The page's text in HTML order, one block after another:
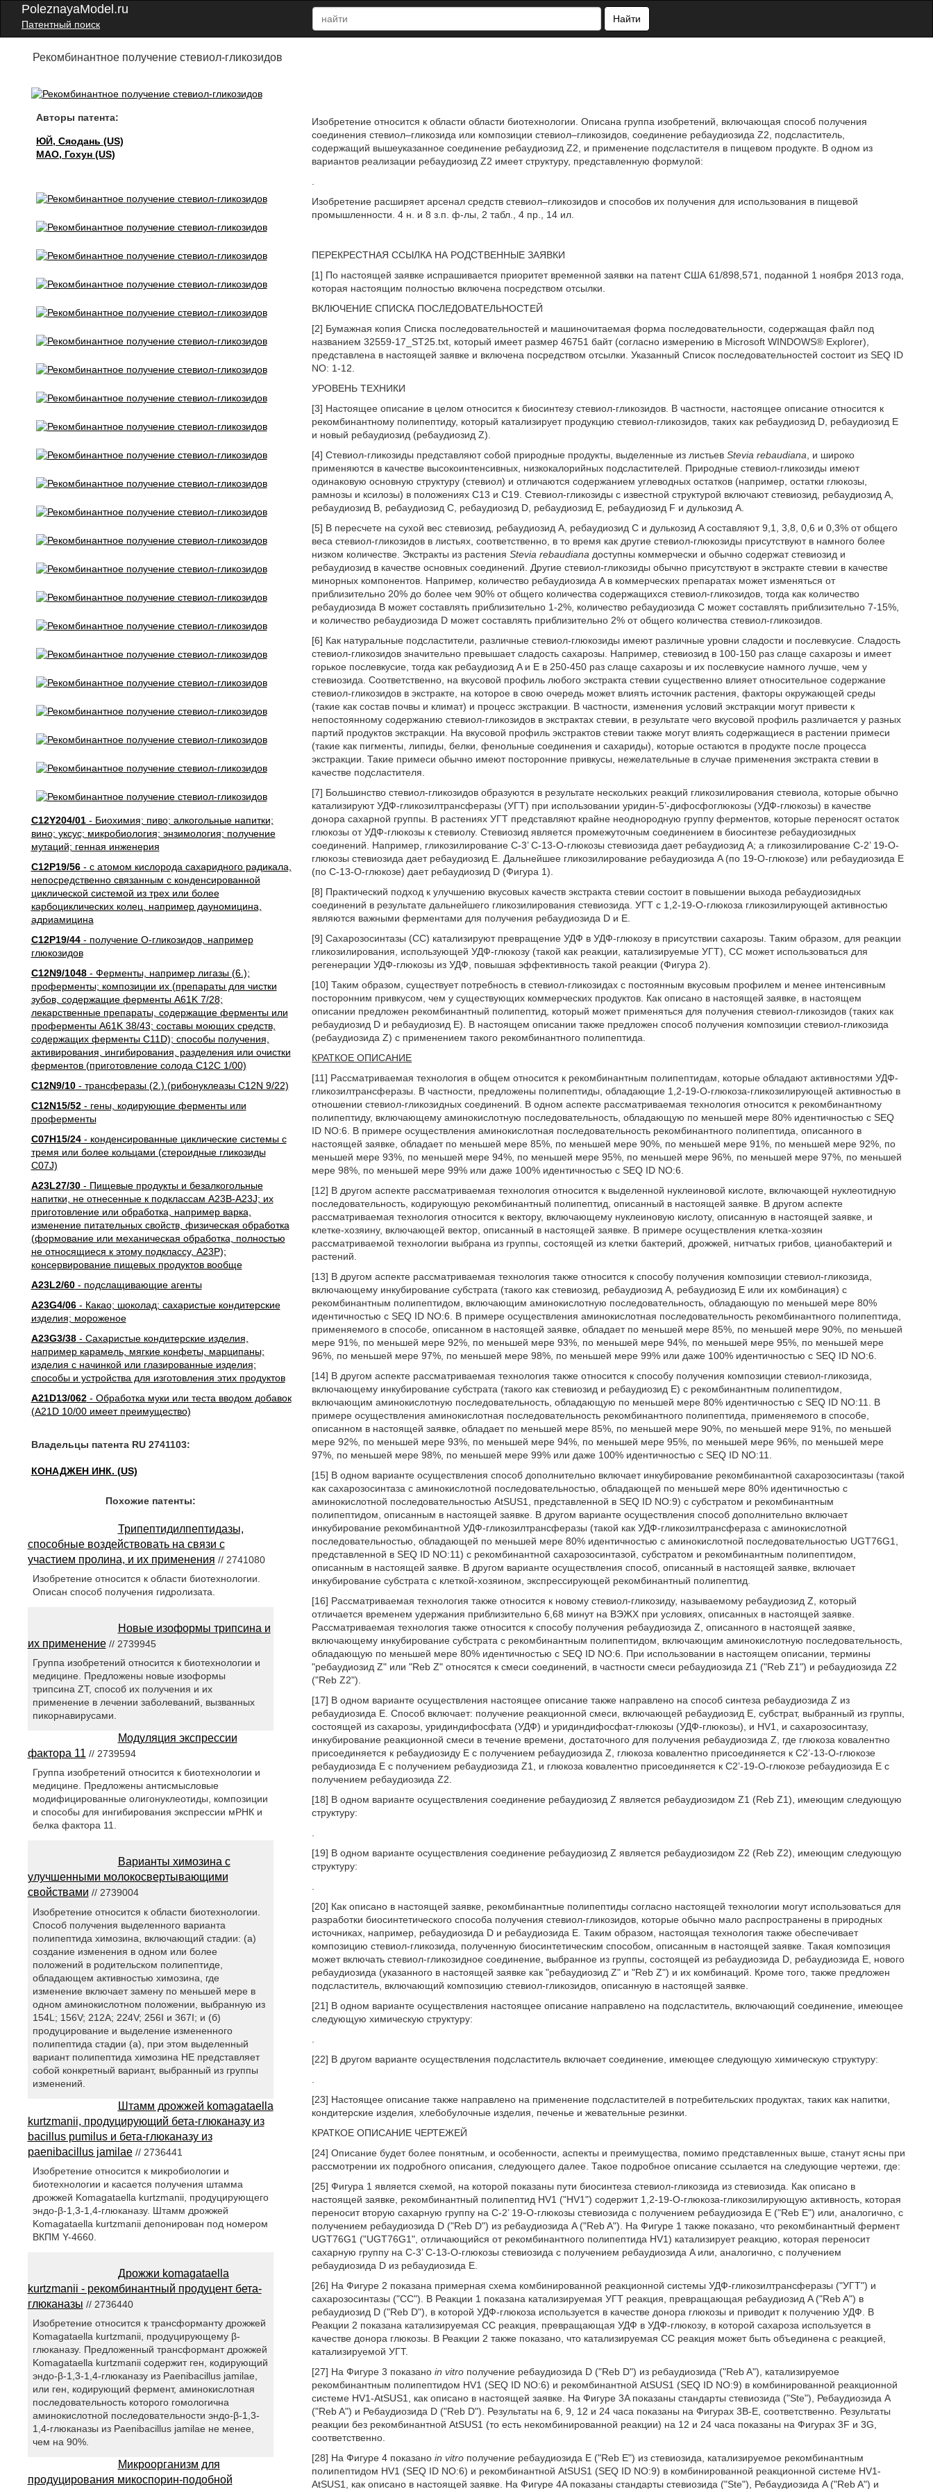
PoleznayaModel.ru
Патентный поиск
Найти
Рекомбинантное получение стевиол-гликозидов
Авторы патента:
ЮЙ, Сяодань (US)
МАО, Гохун (US)
C12Y204/01- Биохимия; пиво; алкогольные напитки;
вино; уксус; микробиология; энзимология; получение
мутаций; генная инженерия
C12P19/56- с атомом кислорода сахаридного радикала,
непосредственно связанным с конденсированной
циклической системой из трех или более
карбоциклических колец, например дауномицина,
адриамицина
C12P19/44- получение O-гликозидов, например
глюкозидов
C12N9/1048- Ферменты, например лигазы (6.);
проферменты; композиции их (препараты для чистки
зубов, содержащие ферменты A61K 7/28;
лекарственные препараты, содержащие ферменты или
проферменты A61K 38/43; составы моющих средств,
содержащих ферменты C11D); способы получения,
активирования, ингибирования, разделения или очистки
ферментов (приготовление солода C12C 1/00)
C12N9/10- трансферазы (2.) (рибонуклеазы C12N 9/22)
C12N15/52- гены, кодирующие ферменты или
проферменты
C07H15/24- конденсированные циклические системы с
тремя или более кольцами (стероидные гликозиды
C07J)
A23L27/30- Пищевые продукты и безалкогольные
напитки, не отнесенные к подклассам A23B-A23J; их
приготовление или обработка, например варка,
изменение питательных свойств, физическая обработка
(формование или механическая обработка, полностью
не относящиеся к этому подклассу, A23P);
консервирование пищевых продуктов вообще
A23L2/60- подслащивающие агенты
A23G4/06- Какао; шоколад; сахаристые кондитерские
изделия; мороженое
A23G3/38- Сахаристые кондитерские изделия,
например карамель, мягкие конфеты, марципаны;
изделия с начинкой или глазированные изделия;
способы и устройства для изготовления этих продуктов
A21D13/062- Обработка муки или теста вводом добавок
(A21D 10/00 имеет преимущество)
Владельцы патента RU 2741103:
КОНАДЖЕН ИНК. (US)
Изобретение относится к области области биотехнологии. Описана группа изобретений, включающая способ получения
соединения стевиол–гликозида или композиции стевиол–гликозидов, соединение ребаудиозида Z2, подсластитель,
содержащий вышеуказанное соединение ребаудиозид Z2, и применение подсластителя в пищевом продукте. В одном из
вариантов реализации ребаудиозид Z2 имеет структуру, представленную формулой:
Изобретение расширяет арсенал средств стевиол–гликозидов и способов их получения для использования в пищевой
промышленности. 4 н. и 8 з.п. ф-лы, 2 табл., 4 пр., 14 ил.
ПЕРЕКРЕСТНАЯ ССЫЛКА НА РОДСТВЕННЫЕ ЗАЯВКИ
[1] По настоящей заявке испрашивается приоритет временной заявки на патент США 61/898,571, поданной 1 ноября 2013 года,
которая настоящим полностью включена посредством отсылки.
ВКЛЮЧЕНИЕ СПИСКА ПОСЛЕДОВАТЕЛЬНОСТЕЙ
[2] Бумажная копия Списка последовательностей и машиночитаемая форма последовательности, содержащая файл под
названием 32559-17_ST25.txt, который имеет размер 46751 байт (согласно измерению в Microsoft WINDOWS® Explorer),
представлена в настоящей заявке и включена посредством отсылки. Указанный Список последовательностей состоит из SEQ ID
NO: 1-12.
УРОВЕНЬ ТЕХНИКИ
[3] Настоящее описание в целом относится к биосинтезу стевиол-гликозидов. В частности, настоящее описание относится к
рекомбинантному полипептиду, который катализирует продукцию стевиол-гликозидов, таких как ребаудиозид D, ребаудиозид E
и новый ребаудиозид (ребаудиозид Z).
[4] Стевиол-гликозиды представляют собой природные продукты, выделенные из листьевStevia rebaudiana , и широко
применяются в качестве высокоинтенсивных, низкокалорийных подсластителей. Природные стевиол-гликозиды имеют
одинаковую основную структуру (стевиол) и отличаются содержанием углеводных остатков (например, остатки глюкозы,
рамнозы и ксилозы) в положениях C13 и C19. Стевиол-гликозиды с известной структурой включают стевиозид, ребаудиозид A,
ребаудиозид B, ребаудиозид C, ребаудиозид D, ребаудиозид E, ребаудиозид F и дулькозид A.
[5] В пересчете на сухой вес стевиозид, ребаудиозид A, ребаудиозид C и дулькозид A составляют 9,1, 3,8, 0,6 и 0,3% от общего
веса стевиол-гликозидов в листьях, соответственно, в то время как другие стевиол-глюкозиды присутствуют в намного более
низком количестве. Экстракты из растенияStevia rebaudiana доступны коммерчески и обычно содержат стевиозид и
ребаудиозид в качестве основных соединений. Другие стевиол-гликозиды обычно присутствуют в экстракте стевии в качестве
минорных компонентов. Например, количество ребаудиозида A в коммерческих препаратах может изменяться от
приблизительно 20% до более чем 90% от общего количества содержащихся стевиол-гликозидов, тогда как количество
ребаудиозида B может составлять приблизительно 1-2%, количество ребаудиозида C может составлять приблизительно 7-15%,
и количество ребаудиозида D может составлять приблизительно 2% от общего количества стевиол-гликозидов.
[6] Как натуральные подсластители, различные стевиол-глюкозиды имеют различные уровни сладости и послевкусие. Сладость
стевиол-гликозидов значительно превышает сладость сахарозы. Например, стевиозид в 100-150 раз слаще сахарозы и имеет
горькое послевкусие, тогда как ребаудиозид A и E в 250-450 раз слаще сахарозы и их послевкусие намного лучше, чем у
стевиозида. Соответственно, на вкусовой профиль любого экстракта стевии существенно влияет относительное содержание
стевиол-гликозидов в экстракте, на которое в свою очередь может влиять источник растения, факторы окружающей среды
(такие как состав почвы и климат) и процесс экстракции. В частности, изменения условий экстракции могут привести к
непостоянному содержанию стевиол-гликозидов в экстрактах стевии, в результате чего вкусовой профиль различается у разных
партий продуктов экстракции. На вкусовой профиль экстрактов стевии также могут влиять содержащиеся в растении примеси
(такие как пигменты, липиды, белки, фенольные соединения и сахариды), которые остаются в продукте после процесса
экстракции. Такие примеси обычно имеют посторонние привкусы, нежелательные в случае применения экстракта стевии в
качестве подсластителя.
[7] Большинство стевиол-гликозидов образуются в результате нескольких реакций гликозилирования стевиола, которые обычно
катализируют УДФ-гликозилтрансферазы (УГТ) при использовании уридин-5’-дифосфоглюкозы (УДФ-глюкозы) в качестве
донора сахарной группы. В растениях УГТ представляют крайне неоднородную группу ферментов, которые переносят остаток
глюкозы от УДФ-глюкозы к стевиолу. Стевиозид является промежуточным соединением в биосинтезе ребаудиозидных
соединений. Например, гликозилирование C-3’ C-13-O-глюкозы стевиозида дает ребаудиозид A; а гликозилирование C-2’ 19-O-
глюкозы стевиозида дает ребаудиозид E. Дальнейшее гликозилирование ребаудиозида A (по 19-O-глюкозе) или ребаудиозида E
(по C-13-O-глюкозе) дает ребаудиозид D (Фигура 1).
[8] Практический подход к улучшению вкусовых качеств экстракта стевии состоит в повышении выхода ребаудиозидных
соединений в результате дальнейшего гликозилирования стевиозида. УГТ с 1,2-19-O-глюкоза гликозилирующей активностью
являются важными ферментами для получения ребаудиозида D и E.
[9] Сахарозосинтазы (СС) катализируют превращение УДФ в УДФ-глюкозу в присутствии сахарозы. Таким образом, для реакции
гликозилирования, использующей УДФ-глюкозу (такой как реакции, катализируемые УГТ), СС может использоваться для
регенерации УДФ-глюкозы из УДФ, повышая эффективность такой реакции (Фигура 2).
[10] Таким образом, существует потребность в стевиол-гликозидах с постоянным вкусовым профилем и менее интенсивным
посторонним привкусом, чем у существующих коммерческих продуктов. Как описано в настоящей заявке, в настоящем
описании предложен рекомбинантный полипептид, который может применяться для получения стевиол-гликозидов (таких как
ребаудиозид D и ребаудиозид E). В настоящем описании также предложен способ получения композиции стевиол-гликозида
(ребаудиозида Z) с применением такого рекомбинантного полипептида.
КРАТКОЕ ОПИСАНИЕ
[11] Рассматриваемая технология в общем относится к рекомбинантным полипептидам, которые обладают активностями УДФ-
гликозилтрансферазы. В частности, предложены полипептиды, обладающие 1,2-19-O-глюкоза-гликозилирующей активностью в
отношении стевиол-гликозидных соединений. В одном аспекте рассматриваемая технология относится к рекомбинантному
полипептиду, включающему аминокислотную последовательность, обладающую по меньшей мере 80% идентичностью с SEQ
ID NO:6. В примере осуществления аминокислотная последовательность рекомбинантного полипептида, описанного в
настоящей заявке, обладает по меньшей мере 85%, по меньшей мере 90%, по меньшей мере 91%, по меньшей мере 92%, по
меньшей мере 93%, по меньшей мере 94%, по меньшей мере 95%, по меньшей мере 96%, по меньшей мере 97%, по меньшей
мере 98%, по меньшей мере 99% или даже 100% идентичностью с SEQ ID NO:6.
[12] В другом аспекте рассматриваемая технология относится к выделенной нуклеиновой кислоте, включающей нуклеотидную
последовательность, кодирующую рекомбинантный полипептид, описанный в настоящей заявке. В другом аспекте
рассматриваемая технология относится к вектору, включающему нуклеиновую кислоту, описанную в настоящей заявке, и
клетке-хозяину, включающей вектор, описанный в настоящей заявке. В примере осуществления клетка-хозяин
рассматриваемой технологии выбрана из группы, состоящей из клетки бактерий, дрожжей, нитчатых грибов, цианобактерий и
растений.
[13] В другом аспекте рассматриваемая технология также относится к способу получения композиции стевиол-гликозида,
включающему инкубирование субстрата (такого как стевиозид, ребаудиозид A, ребаудиозид E или их комбинация) с
рекомбинантным полипептидом, включающим аминокислотную последовательность, обладающую по меньшей мере 80%
идентичностью с SEQ ID NO:6. В примере осуществления аминокислотная последовательность рекомбинантного полипептида,
применяемого в способе, описанном в настоящей заявке, обладает по меньшей мере 85%, по меньшей мере 90%, по меньшей
мере 91%, по меньшей мере 92%, по меньшей мере 93%, по меньшей мере 94%, по меньшей мере 95%, по меньшей мере
96%, по меньшей мере 97%, по меньшей мере 98%, по меньшей мере 99% или даже 100% идентичностью с SEQ ID NO:6.
[14] В другом аспекте рассматриваемая технология также относится к способу получения композиции стевиол-гликозида,
включающему инкубирование субстрата (такого как стевиозид и ребаудиозид E) с рекомбинантным полипептидом,
включающим аминокислотную последовательность, обладающую по меньшей мере 80% идентичностью с SEQ ID NO:11. В
примере осуществления аминокислотная последовательность рекомбинантного полипептида, применяемого в способе,
описанном в настоящей заявке, обладает по меньшей мере 85%, по меньшей мере 90%, по меньшей мере 91%, по меньшей
мере 92%, по меньшей мере 93%, по меньшей мере 94%, по меньшей мере 95%, по меньшей мере 96%, по меньшей мере
97%, по меньшей мере 98%, по меньшей мере 99% или даже 100% идентичностью с SEQ ID NO:11.
[15] В одном варианте осуществления способ дополнительно включает инкубирование рекомбинантной сахарозосинтазы (такой
как сахарозосинтаза с аминокислотной последовательностью, обладающей по меньшей мере 80% идентичностью с
аминокислотной последовательностью AtSUS1, представленной в SEQ ID NO:9) с субстратом и рекомбинантным
полипептидом, описанным в настоящей заявке. В другом варианте осуществления способ дополнительно включает
инкубирование рекомбинантной УДФ-гликозилтрансферазы (такой как УДФ-гликозилтрансфераза с аминокислотной
последовательностью, обладающей по меньшей мере 80% идентичностью с аминокислотной последовательностью UGT76G1,
представленной в SEQ ID NO:11) с рекомбинантной сахарозосинтазой, субстратом и рекомбинантным полипептидом,
описанным в настоящей заявке. В другом варианте осуществления способ, описанный в настоящей заявке, включает
инкубирование субстрата с клеткой-хозяином, экспрессирующей рекомбинантный полипептид.
[16] Рассматриваемая технология также относится к новому стевиол-гликозиду, называемому ребаудиозид Z, который
отличается временем удержания приблизительно 6,68 минут на ВЭЖХ при условиях, описанных в настоящей заявке.
Рассматриваемая технология также относится к способу получения ребаудиозида Z, описанного в настоящей заявке,
включающему инкубирование субстрата с рекомбинантным полипептидом, включающим аминокислотную последовательность,
обладающую по меньшей мере 80% идентичностью с SEQ ID NO:6. При использовании в настоящем описании, термины
"ребаудиозид Z" или "Reb Z" относятся к смеси соединений, в частности смеси ребаудиозида Z1 ("Reb Z1") и ребаудиозида Z2
("Reb Z2").
[17] В одном варианте осуществления настоящее описание также направлено на способ синтеза ребаудиозида Z из
ребаудиозида E. Способ включает: получение реакционной смеси, включающей ребаудиозид E, субстрат, выбранный из группы,
состоящей из сахарозы, уридиндифосфата (УДФ) и уридиндифосфат-глюкозы (УДФ-глюкозы), и HV1, и сахарозосинтазу,
инкубирование реакционной смеси в течение времени, достаточного для получения ребаудиозида Z, где глюкоза ковалентно
присоединяется к ребаудиозиду E с получением ребаудиозида Z, глюкоза ковалентно присоединяется к C2’-13-O-глюкозе
ребаудиозида E с получением ребаудиозида Z1, и глюкоза ковалентно присоединяется к C2’-19-O-глюкозе ребаудиозида E с
получением ребаудиозида Z2.
[18] В одном варианте осуществления соединение ребаудиозид Z является ребаудиозидом Z1 (Reb Z1), имеющим следующую
структуру:
[19] В одном варианте осуществления соединение ребаудиозид Z является ребаудиозидом Z2 (Reb Z2), имеющим следующую
структуру:
[20] Как описано в настоящей заявке, рекомбинантные полипептиды согласно настоящей технологии могут использоваться для
разработки биосинтетического способа получения стевиол-гликозидов, которые обычно мало распространены в природных
источниках, например, ребаудиозида D и ребаудиозида E. Таким образом, настоящая технология также обеспечивает
композицию стевиол-гликозида, полученную биосинтетическим способом, описанным в настоящей заявке. Такая композиция
может включать стевиол-гликозидное соединение, выбранное из группы, состоящей из ребаудиозида D, ребаудиозида E, нового
ребаудиозида (указанного в настоящей заявке как "ребаудиозид Z" и "Reb Z") и их комбинаций. Кроме того, также предложен
подсластитель, включающий композицию стевиол-гликозидов, описанную в настоящей заявке.
[21] В одном варианте осуществления настоящее описание направлено на подсластитель, включающий соединение, имеющее
следующую химическую структуру:
[22] В другом варианте осуществления подсластитель включает соединение, имеющее следующую химическую структуру:
[23] Настоящее описание также направлено на применение подсластителей в потребительских продуктах, таких как напитки,
кондитерские изделия, хлебобулочные изделия, печенье и жевательные резинки.
КРАТКОЕ ОПИСАНИЕ ЧЕРТЕЖЕЙ
[24] Описание будет более понятным, и особенности, аспекты и преимущества, помимо представленных выше, станут ясны при
рассмотрении их подробного описания, следующего далее. Такое подробное описание ссылается на следующие чертежи, где:
[25] Фигура 1 является схемой, на которой показаны пути биосинтеза стевиол-гликозида из стевиозида. Как описано в
настоящей заявке, рекомбинантный полипептид HV1 ("HV1") содержит 1,2-19-O-глюкоза-гликозилирующую активность, которая
переносит вторую сахарную группу на C-2’ 19-O-глюкозы стевиозида с получением ребаудиозида E ("Reb E") или, аналогично, с
получением ребаудиозида D ("Reb D") из ребаудиозида A ("Reb A"). На Фигуре 1 также показано, что рекомбинантный фермент
UGT76G1 ("UGT76G1", отличающийся от рекомбинантного полипептида HV1) катализирует реакцию, которая переносит
сахарную группу на C-3’ C-13-O-глюкозы стевиозида с получением ребаудиозида A или, аналогично, с получением
ребаудиозида D из ребаудиозида E.
[26] На Фигуре 2 показана примерная схема комбинированной реакционной системы УДФ-гликозилтрансферазы ("УГТ") и
сахарозосинтазы ("СС"). В Реакции 1 показана катализируемая УГТ реакция, превращающая ребаудиозид A ("Reb A") в
ребаудиозид D ("Reb D"), в которой УДФ-глюкоза используется в качестве донора глюкозы и приводит к получению УДФ. В
Реакции 2 показана катализируемая СС реакция, превращающая УДФ в УДФ-глюкозу, в которой сахароза используется в
качестве донора глюкозы. В Реакции 2 также показано, что катализируемая СС реакция может быть объединена с реакцией,
катализируемой УГТ.
[27] На Фигуре 3 показаноin vitro получение ребаудиозида D ("Reb D") из ребаудиозида ("Reb A"), катализируемое
рекомбинантным полипептидом HV1 (SEQ ID NO:6) и рекомбинантной AtSUS1 (SEQ ID NO:9) в комбинированной реакционной
системе HV1-AtSUS1, как описано в настоящей заявке. На Фигуре 3A показаны стандарты стевиозида ("Ste"), Ребаудиозида A
("Reb A") и Ребаудиозида D ("Reb D"). Результаты на 6, 9, 12 и 24 часа показаны на Фигурах 3B-E, соответственно. Результаты
реакции без рекомбинантной AtSUS1 (то есть некомбинированной реакции) на 12 и 24 часа показаны на Фигурах 3F и 3G,
соответственно.
[28] На Фигуре 4 показаноin vitro получение ребаудиозида E ("Reb E") из стевиозида, катализируемое рекомбинантным
полипептидом HV1 (SEQ ID NO:6) и рекомбинантной AtSUS1 (SEQ ID NO:9) в комбинированной реакционной системе HV1-
AtSUS1, как описано в настоящей заявке. На Фигуре 4A показаны стандарты стевиозида ("Ste"), Ребаудиозида A ("Reb A") и
Похожие патенты:
Трипептидилпептидазы,
способные воздействовать на связи с
участием пролина, и их применения // 2741080
Изобретение относится к области биотехнологии.
Описан способ получения гидролизата.
Новые изоформы трипсина и
их применение// 2739945
Группа изобретений относится к биотехнологии и
медицине. Предложены новые изоформы
трипсина ZT, способ их получения и их
применение в лечении заболеваний, вызванных
пикорнавирусами.
Модуляция экспрессии
фактора 11// 2739594
Группа изобретений относится к биотехнологии и
медицине. Предложены антисмысловые
модифицированные олигонуклеотиды, композиции
и способы для ингибирования экспрессии мРНК и
белка фактора 11.
Варианты химозина с
улучшенными молокосвертывающими
свойствами // 2739004
Изобретение относится к области биотехнологии.
Способ получения выделенного варианта
полипептида химозина, включающий стадии: (а)
создание изменения в одном или более
положений в родительском полипептиде,
обладающем активностью химозина, где
изменение включает замену по меньшей мере в
одном аминокислотном положении, выбранную из
154L; 156V; 212A; 224V; 256I и 367I; и (б)
продуцирование и выделение измененного
полипептида стадии (a), при этом выделенный
вариант полипептида химозина НЕ представляет
собой конкретный вариант, выбранный из группы
изменений.
Штамм дрожжей komagataella
kurtzmanii, продуцирующий бета-глюканазу из
bacillus pumilus и бета-глюканазу из
paenibacillus jamilae// 2736441
Изобретение относится к микробиологии и
биотехнологии и касается получения штамма
дрожжей Komagataella kurtzmanii, продуцирующего
эндо-β-1,3-1,4-глюканазу. Штамм дрожжей
Komagataella kurtzmanii депонирован под номером
ВКПМ Y-4660.
Дрожжи komagataella
kurtzmanii - рекомбинантный продуцент бета-
глюканазы // 2736440
Изобретение относится к трансформанту дрожжей
Komagataella kurtzmanii, продуцирующему β-
глюканазу. Предложенный трансформант дрожжей
Komagataella kurtzmanii содержит ген, кодирующий
эндо-β-1,3-1,4-глюканазу из Paenibacillus jamilae,
или ген, кодирующий фермент, аминокислотная
последовательность которого гомологична
аминокислотной последовательности эндо-β-1,3-
1,4-глюканазы из Paenibacillus jamilae не менее,
чем на 90%.
Микроорганизм для
продуцирования микоспорин-подобной